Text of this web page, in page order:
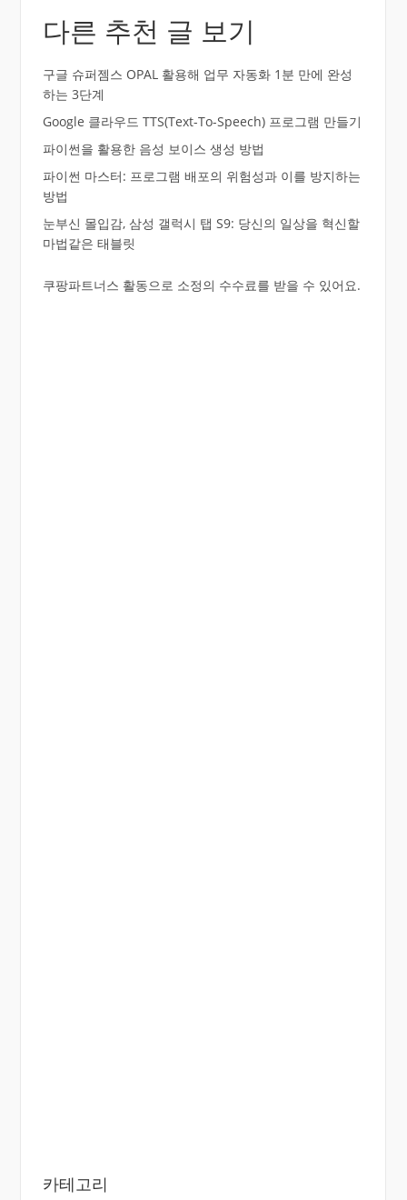
다른 추천 글 보기
구글 슈퍼젬스 OPAL 활용해 업무 자동화 1분 만에 완성
하는 3단계
Google 클라우드 TTS(Text-To-Speech) 프로그램 만들기
파이썬을 활용한 음성 보이스 생성 방법
파이썬 마스터: 프로그램 배포의 위험성과 이를 방지하는
방법
눈부신 몰입감, 삼성 갤럭시 탭 S9: 당신의 일상을 혁신할
마법같은 태블릿
쿠팡파트너스 활동으로 소정의 수수료를 받을 수 있어요.
카테고리